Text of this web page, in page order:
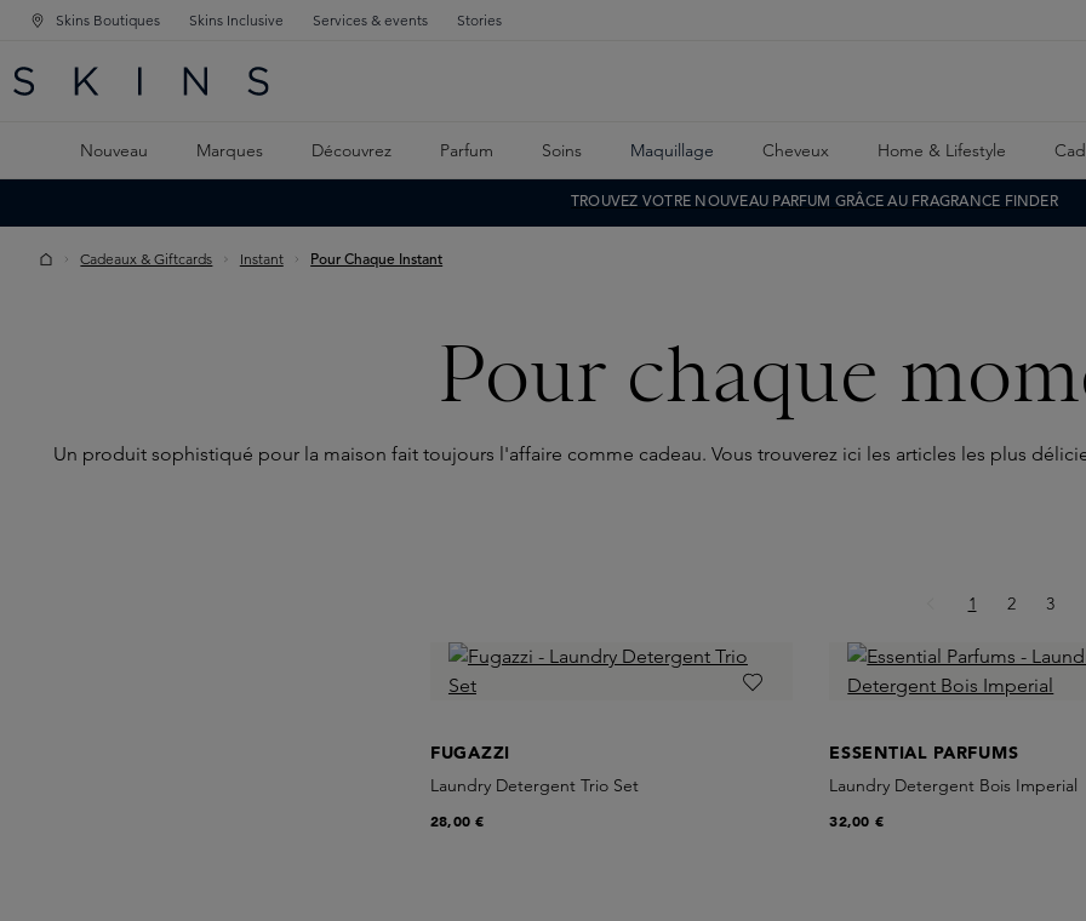
PRINCIPALE
CONTENU PRINCIPAL
Skins Boutiques Skins Inclusive Services & events Stories
Nouveau Marques Découvrez Parfum Soins Maquillage Cheveux Home & Lifestyle
TROUVEZ VOTRE NOUVEAU PARFUM GRÂCE AU FRAGRANCE FINDER
Cadeaux & Giftcards Instant Pour Chaque Instant
Pour chaque
Un produit sophistiqué pour la maison fait toujours l'affaire comme cadeau. Vous trouverez ici les articles les plus
Page
1 Page
2 Page
3
FUGAZZI
Laundry Detergent Trio Set
28,00 €
ESSENTIAL PARFUMS
Laundry Detergent Bois Imperial
32,00 €